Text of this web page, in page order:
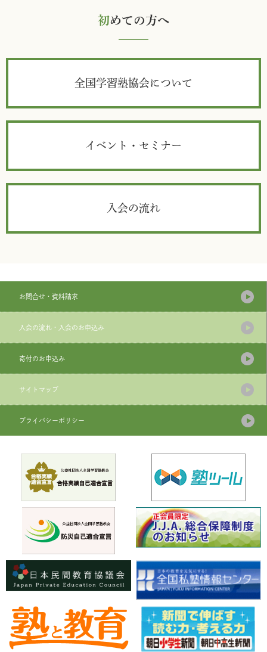
初めての方へ
全国学習塾協会について
イベント・セミナー
入会の流れ
お問合せ・資料請求
入会の流れ・入会のお申込み
寄付のお申込み
サイトマップ
プライバシーポリシー